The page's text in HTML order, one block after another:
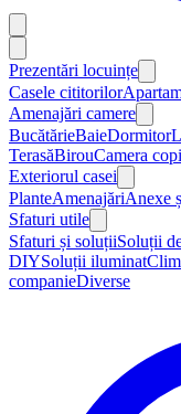
Prezentări locuințe
Casele cititorilor
Amenajări camere
BucătărieBaieDormitor
TerasăBirouCamera
Exteriorul casei
PlanteAmenajăriAnexe
Sfaturi utile
Sfaturi și soluțiiSoluții
DIYSoluții iluminat
companieDiverse